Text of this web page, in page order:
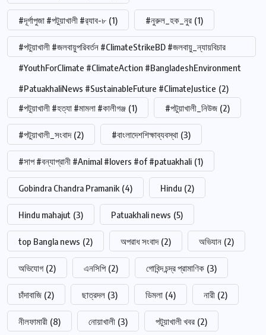
#দূর্গাপুজা #পটুয়াখালী #র‍্যাব-৮ (1) #নুরুল_হক_নুর (1)
#পটুয়াখালী #জলবায়ুপরিবর্তন #ClimateStrikeBD #জলবায়ু_ন্যায়বিচার
#YouthForClimate #ClimateAction #BangladeshEnvironment
#PatuakhaliNews #SustainableFuture #ClimateJustice (2)
#পটুয়াখালী #হত্যা #মামলা #কালীগঞ্জ (1) #পটুয়াখালী_নিউজ (2)
#পটুয়াখালী_সংবাদ (2) #বাংলাদেশশিক্ষাব্যবস্থা (3)
#সাপ #বন্যাপ্রানী #Animal #lovers #of #patuakhali (1)
Gobindra Chandra Pramanik (4) Hindu (2)
Hindu mahajut (3) Patuakhali news (5)
top Bangla news (2) অপরাধ সংবাদ (2) অভিযান (2)
অভিযোগ (2) এনসিপি (2) গোবিন্দ চন্দ্র প্রামাণিক (3)
চাঁদাবাজি (2) ছাত্রদল (3) ডিমলা (4) নারী (2)
নীলফামারী (8) নোয়াখালী (3) পটুয়াখালী খবর (2)